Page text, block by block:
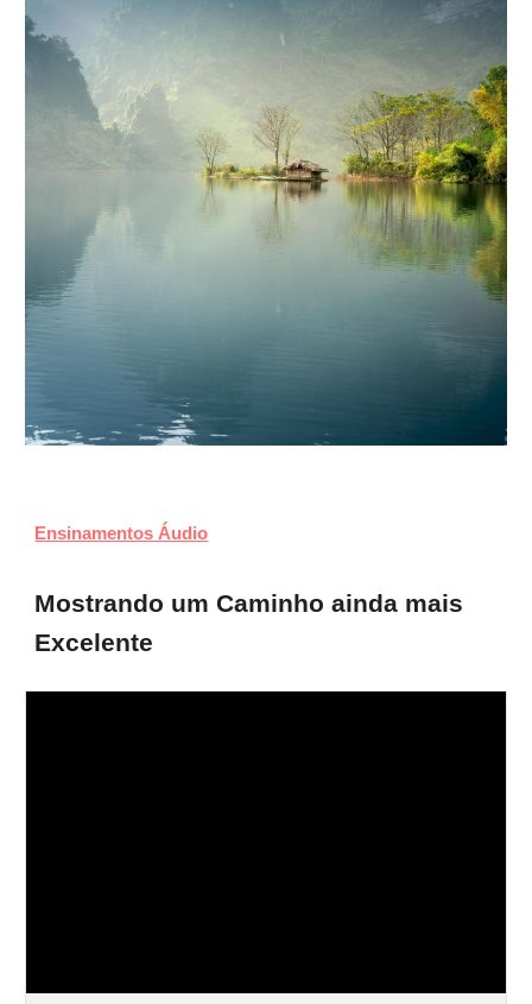
Ensinamentos Áudio
Mostrando um Caminho ainda mais
Excelente